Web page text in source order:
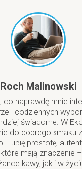
Roch Malinowski
co naprawdę mnie
i codziennych
świadome. W
do dobrego smaku
Lubię prostotę,
które mają znaczenie
kawy, jak i w